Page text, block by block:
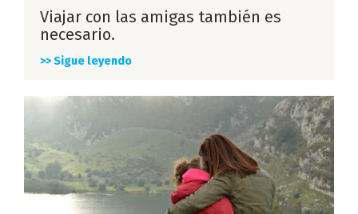
Viajar con las amigas también es
necesario.
>> Sigue leyendo